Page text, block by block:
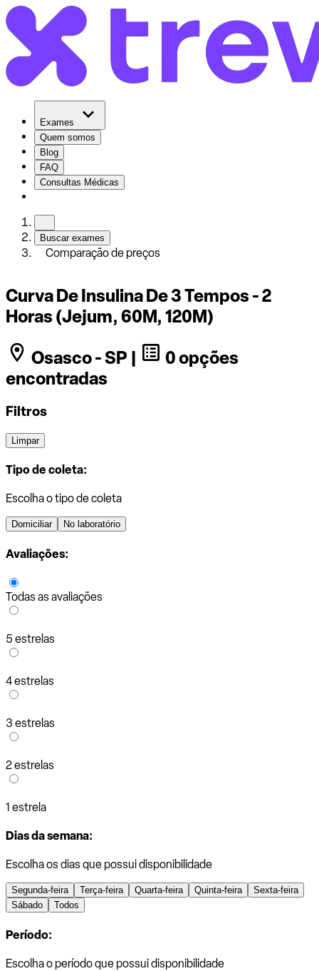
Exames
Quem somos
Blog
FAQ
Consultas Médicas
Buscar exames
Comparação de preços
Curva De Insulina De 3 Tempos - 2
Horas (Jejum, 60M, 120M)
Osasco - SP |
0 opções
encontradas
Filtros
Limpar
Tipo de coleta:
Escolha o tipo de coleta
Domiciliar No laboratório
Avaliações:
Todas as avaliações
5 estrelas
4 estrelas
3 estrelas
2 estrelas
1 estrela
Dias da semana:
Escolha os dias que possui disponibilidade
Segunda-feira Terça-feira Quarta-feira Quinta-feira
Sexta-feira
Sábado
Todos
Período:
Escolha o período que possui disponibilidade